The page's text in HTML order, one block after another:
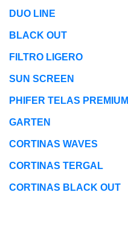
DUO LINE
BLACK OUT
FILTRO LIGERO
SUN SCREEN
PHIFER TELAS PREMIUM
GARTEN
CORTINAS WAVES
CORTINAS TERGAL
CORTINAS BLACK OUT